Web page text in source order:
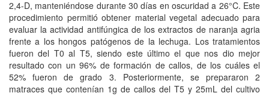
2,4-D, manteniéndose durante 30 días en oscuridad a 26°C. Este
procedimiento permitió obtener material vegetal adecuado para
evaluar la actividad antifúngica de los extractos de naranja agria
frente a los hongos patógenos de la lechuga. Los tratamientos
fueron del T0 al T5, siendo este último el que nos dio mejor
resultado con un 96% de formación de callos, de los cuáles el
52% fueron de grado 3. Posteriormente, se prepararon 2
matraces que contenían 1g de callos del T5 y 25mL del cultivo